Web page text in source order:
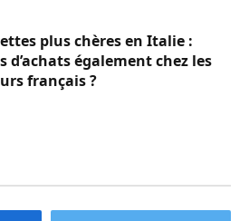
plus chères en Italie :
d’achats également chez les
français ?